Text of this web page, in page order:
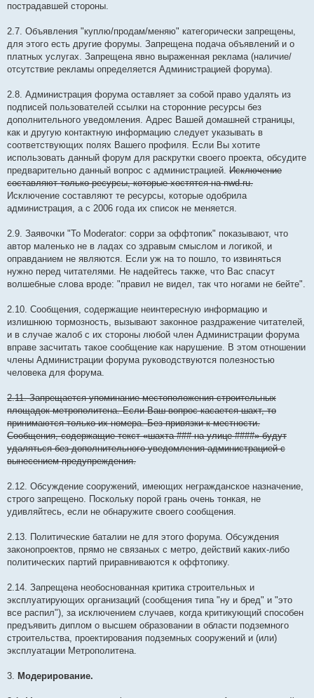
пострадавшей стороны.
2.7. Объявления "куплю/продам/меняю" категорически запрещены,
для этого есть другие форумы. Запрещена подача объявлений и о
платных услугах. Запрещена явно выраженная реклама (наличие/
отсутствие рекламы определяется Администрацией форума).
2.8. Администрация форума оставляет за собой право удалять из
подписей пользователей ссылки на сторонние ресурсы без
дополнительного уведомления. Адрес Вашей домашней страницы,
как и другую контактную информацию следует указывать в
соответствующих полях Вашего профиля. Если Вы хотите
использовать данный форум для раскрутки своего проекта, обсудите
предварительно данный вопрос с администрацией. Исключение
составляют только ресурсы, которые хостятся на nwd.ru.
Исключение составляют те ресурсы, которые одобрила
администрация, а с 2006 года их список не меняется.
2.9. Заявочки "To Moderator: сорри за оффтопик" показывают, что
автор маленько не в ладах со здравым смыслом и логикой, и
оправданием не являются. Если уж на то пошло, то извиняться
нужно перед читателями. Не надейтесь также, что Вас спасут
волшебные слова вроде: "правил не видел, так что ногами не бейте".
2.10. Сообщения, содержащие неинтересную информацию и
излишнюю тормозность, вызывают законное раздражение читателей,
и в случае жалоб с их стороны любой член Администрации форума
вправе засчитать такое сообщение как нарушение. В этом отношении
члены Администрации форума руководствуются полезностью
человека для форума.
2.11. Запрещается упоминание местоположения строительных
площадок метрополитена. Если Ваш вопрос касается шахт, то
принимаются только их номера. Без привязки к местности.
Сообщения, содержащие текст «шахта ### на улице ####» будут
удаляться без дополнительного уведомления администрацией с
вынесением предупреждения.
2.12. Обсуждение сооружений, имеющих негражданское назначение,
строго запрещено. Поскольку порой грань очень тонкая, не
удивляйтесь, если не обнаружите своего сообщения.
2.13. Политические баталии не для этого форума. Обсуждения
законопроектов, прямо не связаных с метро, действий каких-либо
политических партий приравниваются к оффтопику.
2.14. Запрещена необоснованная критика строительных и
эксплуатирующих организаций (сообщения типа "ну и бред" и "это
все распил"), за исключением случаев, когда критикующий способен
предъявить диплом о высшем образовании в области подземного
строительства, проектирования подземных сооружений и (или)
эксплуатации Метрополитена.
3. Модерирование.